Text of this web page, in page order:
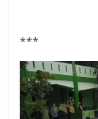
***